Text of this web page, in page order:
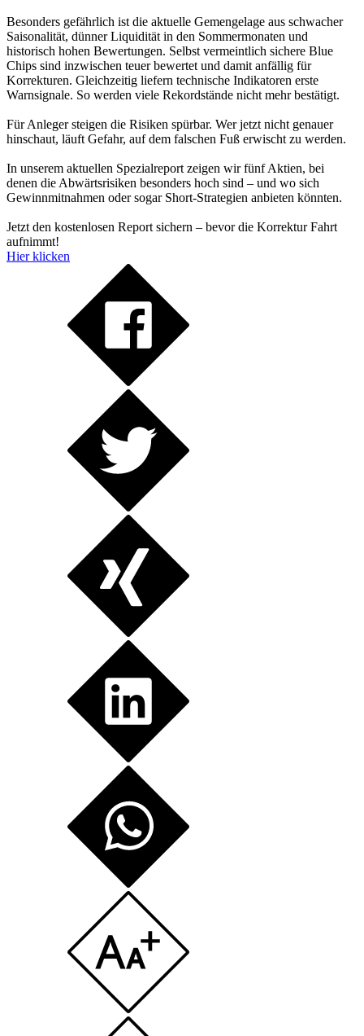
Besonders gefährlich ist die aktuelle Gemengelage aus schwacher
Saisonalität, dünner Liquidität in den Sommermonaten und
historisch hohen Bewertungen. Selbst vermeintlich sichere Blue
Chips sind inzwischen teuer bewertet und damit anfällig für
Korrekturen. Gleichzeitig liefern technische Indikatoren erste
Warnsignale. So werden viele Rekordstände nicht mehr bestätigt.
Für Anleger steigen die Risiken spürbar. Wer jetzt nicht genauer
hinschaut, läuft Gefahr, auf dem falschen Fuß erwischt zu werden.
In unserem aktuellen Spezialreport zeigen wir fünf Aktien, bei
denen die Abwärtsrisiken besonders hoch sind – und wo sich
Gewinnmitnahmen oder sogar Short-Strategien anbieten könnten.
Jetzt den kostenlosen Report sichern – bevor die Korrektur Fahrt
aufnimmt!
Hier klicken